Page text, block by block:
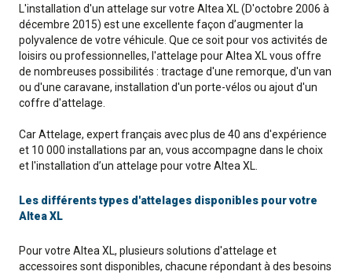
L'installation d'un attelage sur votre Altea XL (D'octobre 2006 à
décembre 2015) est une excellente façon d’augmenter la
polyvalence de votre véhicule. Que ce soit pour vos activités de
loisirs ou professionnelles, l'attelage pour Altea XL vous offre
de nombreuses possibilités : tractage d'une remorque, d'un van
ou d'une caravane, installation d'un porte-vélos ou ajout d'un
coffre d'attelage.
Car Attelage, expert français avec plus de 40 ans d'expérience
et 10 000 installations par an, vous accompagne dans le choix
et l'installation d’un attelage pour votre Altea XL.
Les différents types d'attelages disponibles pour votre
Altea XL
Pour votre Altea XL, plusieurs solutions d'attelage et
accessoires sont disponibles, chacune répondant à des besoins